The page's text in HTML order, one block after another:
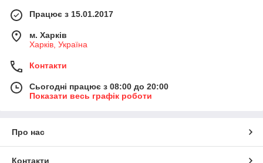
Працює з 15.01.2017
м. Харків
Харків, Україна
Контакти
Сьогодні працює з 08:00 до 20:00
Показати весь графік роботи
Про нас
Контакти